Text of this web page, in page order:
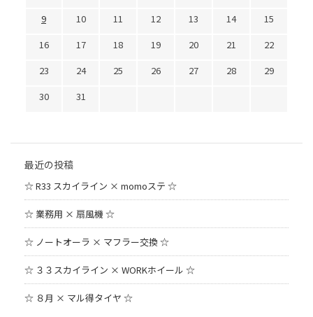
9
10 11 12 13 14
15
16
17 18 19 20 21
22
23
24 25 26 27 28
29
30
31
最近の投稿
☆ R33 スカイライン × momoステ ☆
☆ 業務用 × 扇風機 ☆
☆ ノートオーラ × マフラー交換 ☆
☆ ３３スカイライン × WORKホイール ☆
☆ ８月 × マル得タイヤ ☆